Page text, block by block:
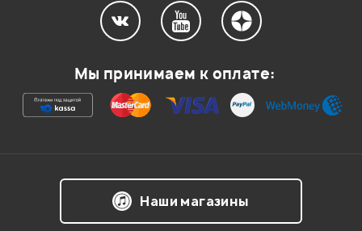
Ваша оценка:
Мы принимаем к оплате:
Наши магазины